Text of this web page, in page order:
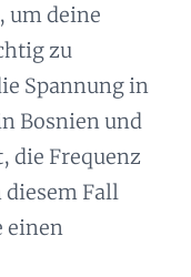
um deine
zu
Spannung in
Bosnien und
die Frequenz
Fall
einen